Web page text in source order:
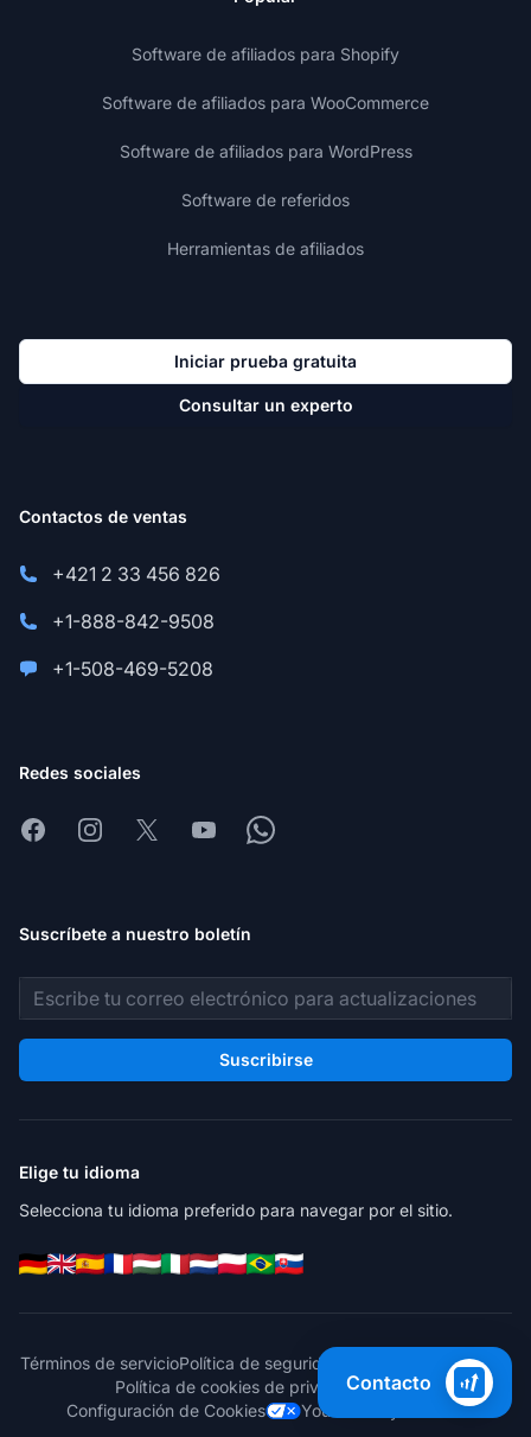
Software de afiliados para Shopify
Software de afiliados para WooCommerce
Software de afiliados para WordPress
Software de referidos
Herramientas de afiliados
Iniciar prueba gratuita
Consultar un experto
Contactos de ventas
+421 2 33 456 826
+1-888-842-9508
+1-508-469-5208
Redes sociales
FacebookInstagram
X YoutubeWhatsapp
Suscríbete a nuestro boletín
Dirección de correo electrónico
Suscribirse
Elige tu idioma
Selecciona tu idioma preferido para navegar por el sitio.
Términos de servicioPolítica de seguridad
Política de privacidad
Política de cookies de privacidadGDPR
Configuración de Cookies
Your Privacy Choices
Contacto